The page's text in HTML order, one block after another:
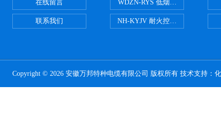
在线留言
联系我们
WDZN-RYS 低烟无卤耐火双绞线
NH-KYJV 耐火控制电缆
Copyright © 2026 安徽万邦特种电缆有限公司 版权所有 技术支持：